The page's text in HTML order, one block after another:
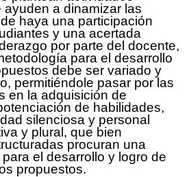
a dinamizar las
haya una participación
y una acertada
por parte del docente,
para el desarrollo
debe ser variado y
permitiéndole pasar por las
en la adquisición de
de habilidades,
silenciosa y personal
y plural, que bien
procuran una
el desarrollo y logro de
propuestos.